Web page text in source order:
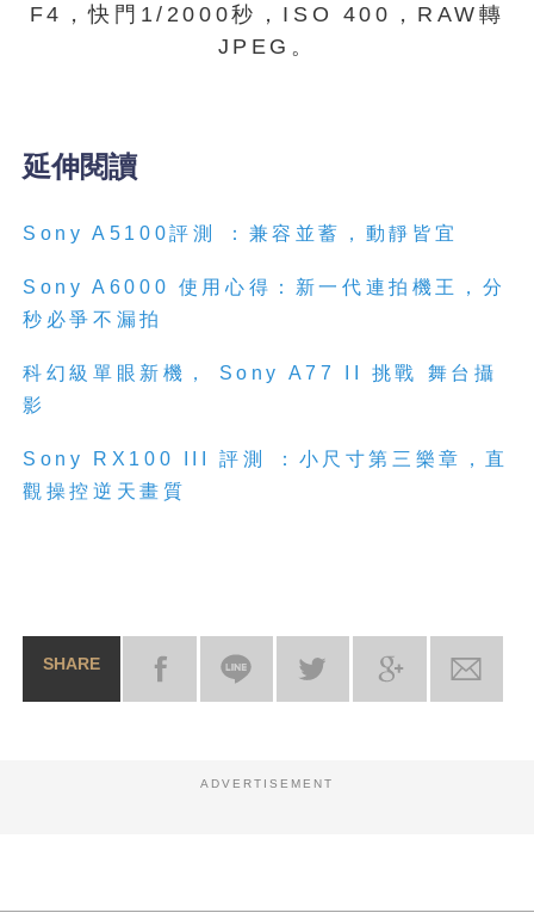
F4，快門1/2000秒，ISO 400，RAW轉
JPEG。
延伸閱讀
Sony A5100評測 ：兼容並蓄，動靜皆宜
Sony A6000 使用心得：新一代連拍機王，分
秒必爭不漏拍
科幻級單眼新機， Sony A77 II 挑戰 舞台攝
影
Sony RX100 III 評測 ：小尺寸第三樂章，直
觀操控逆天畫質
SHARE
ADVERTISEMENT